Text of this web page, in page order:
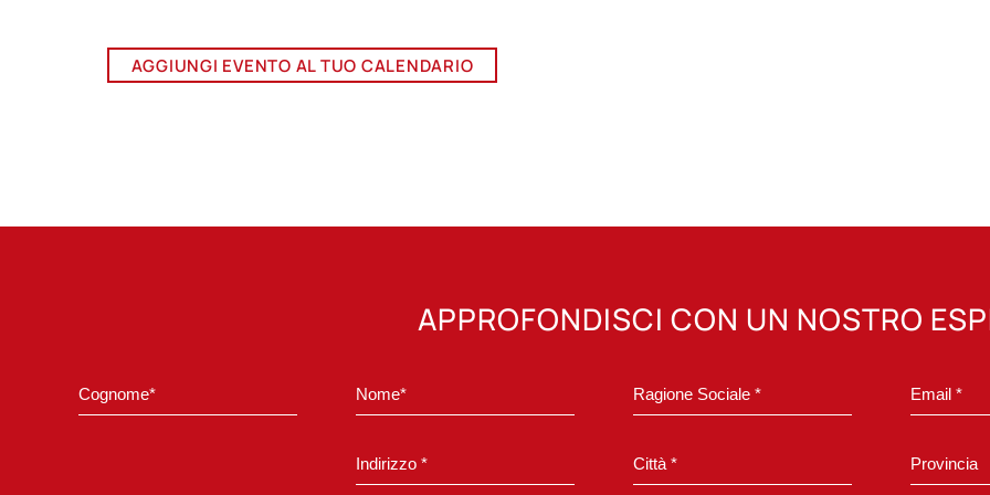
AGGIUNGI EVENTO AL TUO CALENDARIO
APPROFONDISCI CON UN NOSTRO